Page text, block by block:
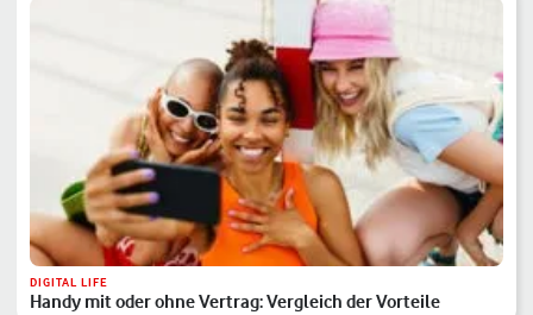
DIGITAL LIFE
Handy mit oder ohne Vertrag: Vergleich der Vorteile